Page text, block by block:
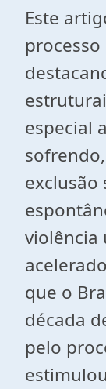
Este
especial
exclusão
violência
que o
década
pelo